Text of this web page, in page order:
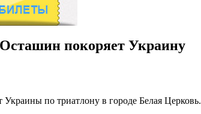
покоряет Украину
по триатлону в городе Белая Церковь.